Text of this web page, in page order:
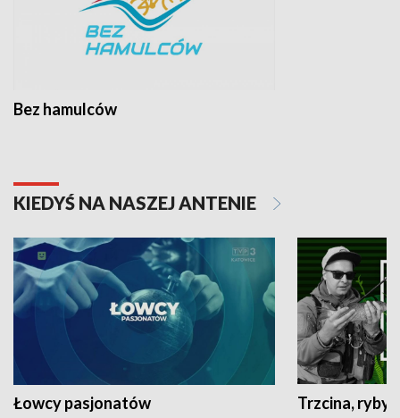
Bez hamulców
KIEDYŚ NA NASZEJ ANTENIE
Łowcy pasjonatów Trzcina, ryby